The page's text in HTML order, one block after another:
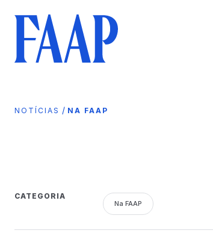
NOTÍCIAS / NA FAAP
CATEGORIA
Na FAAP